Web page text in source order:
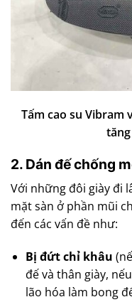
Tấm cao su Vibram
2. Dán đế chống
Với những đôi giày đi
mặt sàn ở phần mũi
đến các vấn đề như:
Bị đứt chỉ khâu
đế và thân giày,
lão hóa làm bong